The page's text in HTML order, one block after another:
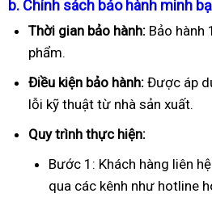
b. Chính sách bảo hành minh
Thời gian bảo hành: Bảo hành
phẩm.
Điều kiện bảo hành: Được áp
lỗi kỹ thuật từ nhà sản xuất.
Quy trình thực hiện:
Bước 1: Khách hàng liên
qua các kênh như hotline